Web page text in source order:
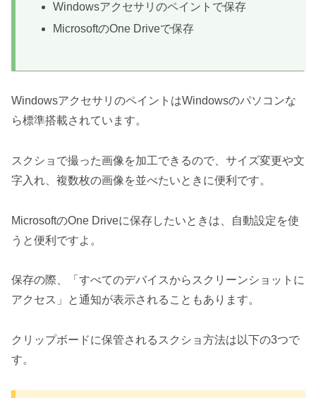
Windowsアクセサリのペイントで保存
MicrosoftのOne Driveで保存
WindowsアクセサリのペイントはWindowsのパソコンな
ら標準搭載されています。
スクショで撮った画像を加工できるので、サイズ変更や文
字入れ、複数枚の画像を並べたいときに便利です。
MicrosoftのOne Driveに保存したいときは、自動設定を使
うと便利ですよ。
保存の際、「すべてのデバイスからスクリーンショットに
アクセス」と通知が表示されることもあります。
クリップボードに保管されるスクショ方法は以下の3つで
す。